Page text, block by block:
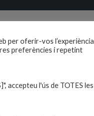
23
per oferir-vos l’experiència
preferències i repetint
accepteu l'ús de TOTES les